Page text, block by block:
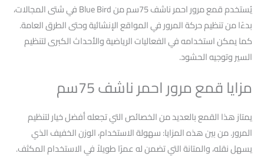
يُستخدم قمع مرور احمر ناشف 75سم من Blue Bird في شتى المجالات،
بدءًا من تنظيم حركة المرور في المواقع الإنشائية وحتى الطرق العامة.
كما يمكن استخدامه في الفعاليات الرياضية والأحداث الكبرى لتنظيم
السير وتوجيه الحشود.
مزايا قمع مرور احمر ناشف 75سم
يمتاز هذا القمع بالعديد من الخصائص التي تجعله أفضل خيار لتنظيم
المرور. من بين هذه المزايا: سهولة الاستخدام، الوزن الخفيف الذي
يسهل نقله، والمتانة التي تضمن له عمرًا طويلاً في الاستخدام المكثف.